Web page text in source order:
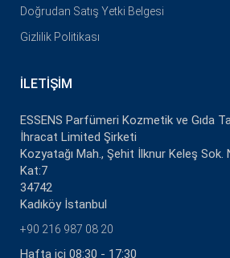
Doğrudan Satış Yetki Belgesi
Gizlilik Politikası
İLETIŞIM
ESSENS Parfümeri Kozmetik ve Gıda
İhracat Limited Şirketi
Kozyatağı Mah., Şehit İlknur Keleş Sok.
Kat:7
34742
Kadıköy İstanbul
+90 216 987 08 20
Hafta içi 08:30 - 17:30